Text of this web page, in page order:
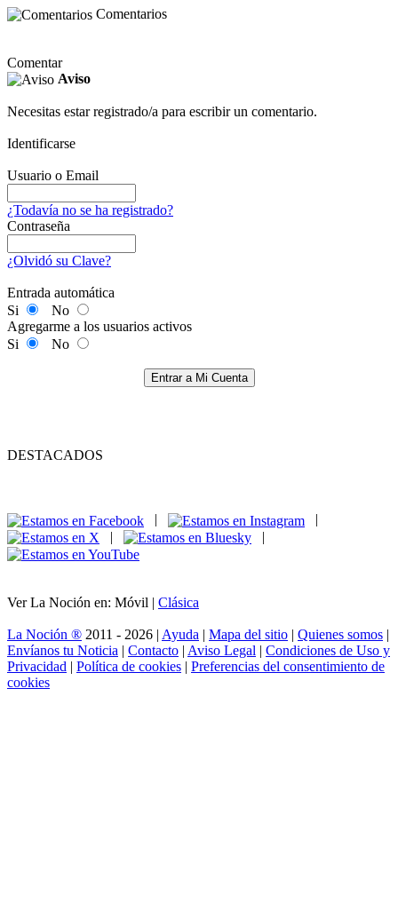
Comentarios
Comentar
Aviso
Necesitas estar registrado/a para escribir un comentario.
Identificarse
Usuario o Email
¿Todavía no se ha registrado?
Contraseña
¿Olvidó su Clave?
Entrada automática
Si
No
Agregarme a los usuarios activos
Si
No
Entrar a Mi Cuenta
DESTACADOS
|
|
Ver La Noción en: Móvil | Clásica
La Noción ® 2011 - 2026 | Ayuda | Mapa del sitio | Quienes somos |
Envíanos tu Noticia | Contacto | Aviso Legal | Condiciones de Uso y
Privacidad | Política de cookies | Preferencias del consentimiento de
cookies